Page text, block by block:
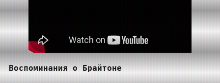
Воспоминания о Брайтоне